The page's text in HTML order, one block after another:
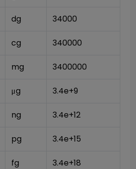
dg 34000
cg 340000
mg 3400000
μg 3.4e+9
ng 3.4e+12
pg 3.4e+15
fg 3.4e+18